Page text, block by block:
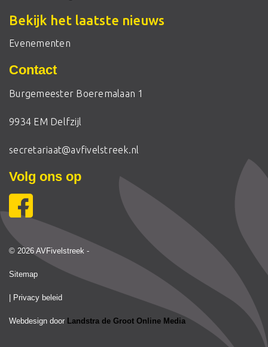
Bekijk het laatste nieuws
Evenementen
Contact
Burgemeester Boeremalaan 1
9934 EM Delfzijl
secretariaat@avfivelstreek.nl
Volg ons op
© 2026 AVFivelstreek -
Sitemap
| Privacy beleid
Webdesign door Landstra de Groot Online Media